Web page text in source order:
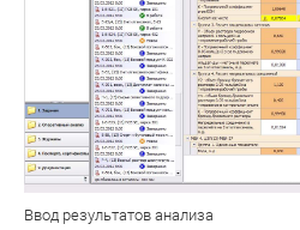
Ввод результатов анализа